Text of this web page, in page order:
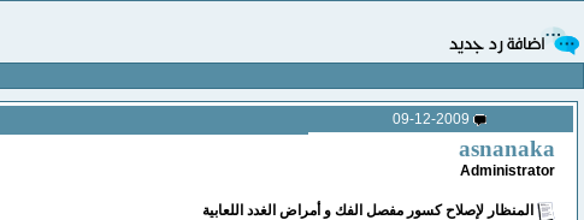
09-12-2009
asnanaka
Administrator
المنظار لإصلاح كسور مفصل الفك و أمراض الغدد اللعابية